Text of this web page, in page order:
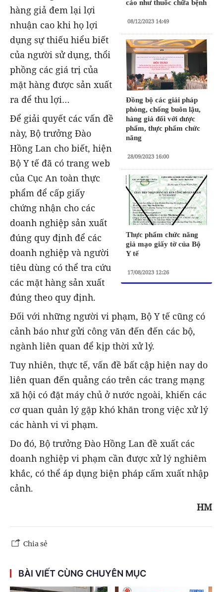
cáo như thuốc chữa bệnh
08/12/2023 14:49
Đồng bộ các giải pháp
phòng, chống buôn lậu,
hàng giả đối với dược
phẩm, thực phẩm chức
năng
28/09/2023 16:00
Thực phẩm chức năng
giả mạo giấy tờ của Bộ
Y tế
17/08/2023 12:26
hàng giả đem lại lợi
nhuận cao khi họ lợi
dụng sự thiếu hiểu biết
của người sử dụng, thổi
phồng các giá trị của
mặt hàng được sản xuất
ra để thu lợi…
Để giải quyết các vấn đề
này, Bộ trưởng Đào
Hồng Lan cho biết, hiện
Bộ Y tế đã có trang web
của Cục An toàn thực
phẩm để cấp giấy
chứng nhận cho các
doanh nghiệp sản xuất
đúng quy định để các
doanh nghiệp và người
tiêu dùng có thể tra cứu
các mặt hàng sản xuất
đúng theo quy định.
Đối với những người vi phạm, Bộ Y tế cũng có
cảnh báo như gửi công văn đến đến các bộ,
ngành liên quan để kịp thời xử lý.
Tuy nhiên, thực tế, vấn đề bất cập hiện nay do
liên quan đến quảng cáo trên các trang mạng
xã hội có đặt máy chủ ở nước ngoài, khiến các
cơ quan quản lý gặp khó khăn trong việc xử lý
các hành vi vi phạm.
Do đó, Bộ trưởng Đào Hồng Lan đề xuất các
doanh nghiệp vi phạm cần được xử lý nghiêm
khắc, có thể áp dụng biện pháp cấm xuất nhập
cảnh.
HM
Chia sẻ
BÀI VIẾT CÙNG CHUYÊN MỤC